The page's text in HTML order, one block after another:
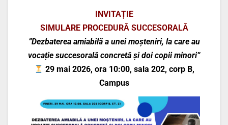
INVITAȚIE
SIMULARE PROCEDURĂ SUCCESORALĂ
”Dezbaterea amiabilă a unei moșteniri, la care au
vocație succesorală concretă și doi copii minori”
29 mai 2026, ora 10:00, sala 202, corp B,
Campus